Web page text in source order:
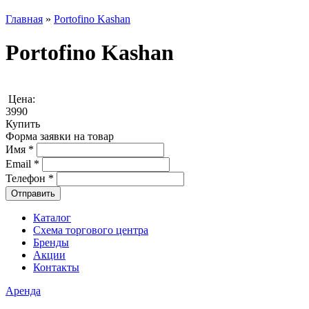
Главная » Portofino Kashan
Portofino Kashan
Цена:
3990
Купить
Форма заявки на товар
Имя *
Email *
Телефон *
Каталог
Схема торгового центра
Бренды
Акции
Контакты
Аренда